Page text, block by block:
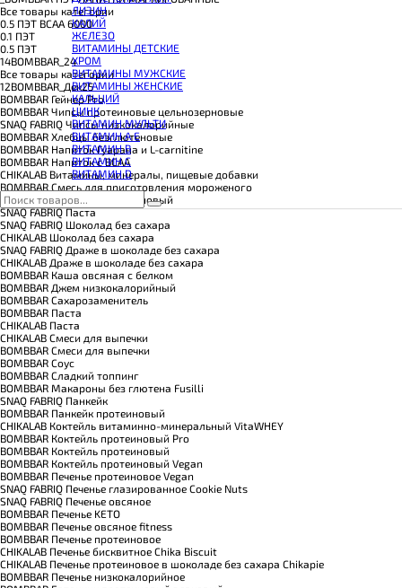
КРЕАТИН
ПОЛЕЗНЫЕ ЖИРЫ
ПРОТЕИН
ПРОТЕИНОВОЕ ПЕЧЕНЬЕ
ПРОТЕИНОВЫЕ БАТОНЧИКИ
ПРОТЕИНОВЫЕ КАШИ
ТЕСТОБУСТЕРЫ
ЦИТРУЛЛИН МАЛАТ
ПРЕДТРЕНИРОВОЧНЫЕ КОМПЛЕКСЫ
ЭНЕРГЕТИКИ И ЖИРОСЖИГАТЕЛИ#
ЛИЗИН
КАЛИЙ
ЖЕЛЕЗО
ВИТАМИНЫ ДЕТСКИЕ
ХРОМ
ВИТАМИНЫ МУЖСКИЕ
ВИТАМИНЫ ЖЕНСКИЕ
КАЛЬЦИЙ
ЦИНК
ВИТАМИН МУЛЬТИ
ВИТАМИН A E
ВИТАМИН B
ВИТАМИН C
ВИТАМИН D
Все товары категории
0.5 ПЭТ ВСАА 6000
0.1 ПЭТ
0.5 ПЭТ
14BOMBBAR_24
Все товары категории
12BOMBBAR_Дек25
BOMBBAR Гейнер Pro
BOMBBAR Чипсы протеиновые цельнозерновые
SNAQ FABRIQ Чипсы низкокалорийные
BOMBBAR Хлебцы безглютеновые
BOMBBAR Напиток Гуарана и L-carnitine
BOMBBAR Напиток с BCAA
CHIKALAB Витамины, минералы, пищевые добавки
BOMBBAR Смесь для приготовления мороженого
CHIKALAB Коктейль коллагеновый
SNAQ FABRIQ Паста
SNAQ FABRIQ Шоколад без сахара
CHIKALAB Шоколад без сахара
SNAQ FABRIQ Драже в шоколаде без сахара
CHIKALAB Драже в шоколаде без сахара
BOMBBAR Каша овсяная с белком
BOMBBAR Джем низкокалорийный
BOMBBAR Сахарозаменитель
BOMBBAR Паста
CHIKALAB Паста
CHIKALAB Смеси для выпечки
BOMBBAR Смеси для выпечки
BOMBBAR Соус
BOMBBAR Сладкий топпинг
BOMBBAR Макароны без глютена Fusilli
SNAQ FABRIQ Панкейк
BOMBBAR Панкейк протеиновый
CHIKALAB Коктейль витаминно-минеральный VitaWHEY
BOMBBAR Коктейль протеиновый Pro
BOMBBAR Коктейль протеиновый
BOMBBAR Коктейль протеиновый Vegan
BOMBBAR Печенье протеиновое Vegan
SNAQ FABRIQ Печенье глазированное Cookie Nuts
SNAQ FABRIQ Печенье овсяное
BOMBBAR Печенье KETO
BOMBBAR Печенье овсяное fitness
BOMBBAR Печенье протеиновое
CHIKALAB Печенье бисквитное Chika Biscuit
CHIKALAB Печенье протеиновое в шоколаде без сахара Chikapie
BOMBBAR Печенье низкокалорийное